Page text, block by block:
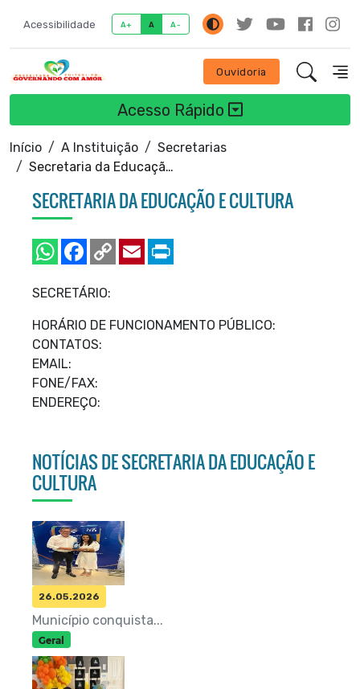
Acessibilidade A+ A A-
Ouvidoria
Acesso Rápido
Início A Instituição
Secretarias
Secretaria da Educação e Cultura
SECRETARIA DA EDUCAÇÃO E CULTURA
SECRETÁRIO:
HORÁRIO DE FUNCIONAMENTO PÚBLICO:
CONTATOS:
EMAIL:
FONE/FAX:
ENDEREÇO:
NOTÍCIAS DE SECRETARIA DA EDUCAÇÃO E
CULTURA
26.05.2026
Município conquista...
Geral